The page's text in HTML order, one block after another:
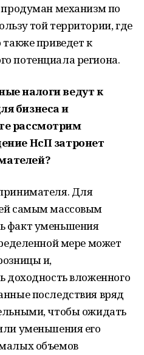
продуман механизм по
той территории, где
приведет к
потенциала региона.
налоги ведут к
бизнеса и
рассмотрим
НсП затронет
Для
самым массовым
факт уменьшения
мере может
и,
доходность вложенного
последствия вряд
чтобы ожидать
уменьшения его
объемов